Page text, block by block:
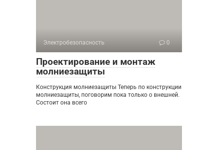
Электробезопасность 0
Проектирование и монтаж
молниезащиты
Конструкция молниезащиты Теперь по конструкции
молниезащиты, поговорим пока только о внешней.
Состоит она всего